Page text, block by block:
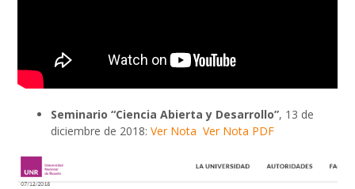
Seminario “Ciencia Abierta y Desarrollo”, 13 de
diciembre de 2018: Ver Nota Ver Nota PDF